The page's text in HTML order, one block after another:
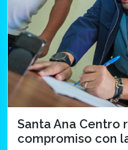
Santa Ana Centro
compromiso con